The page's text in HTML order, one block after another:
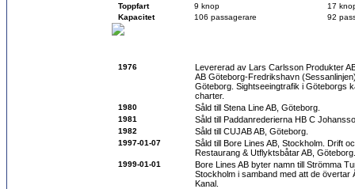
Toppfart
9 knop
17
Kapacitet
106 passagerare 92
1976
Levererad av Lars Carlsson Produkter
AB Göteborg-Fredrikshavn
Göteborg. Sightseeingtrafik i Göteborgs
charter.
1980 Såld till Stena Line AB, Göteborg.
1981 Såld till Paddanrederierna HB C
1982 Såld till CUJAB AB, Göteborg.
1997-01-07
Såld till Bore Lines AB, Stockholm. Drift
Restaurang & Utflyktsbåtar AB, Göteborg.
1999-01-01
Bore Lines AB byter namn till Strömma
Stockholm i samband med att de övertar
Kanal.